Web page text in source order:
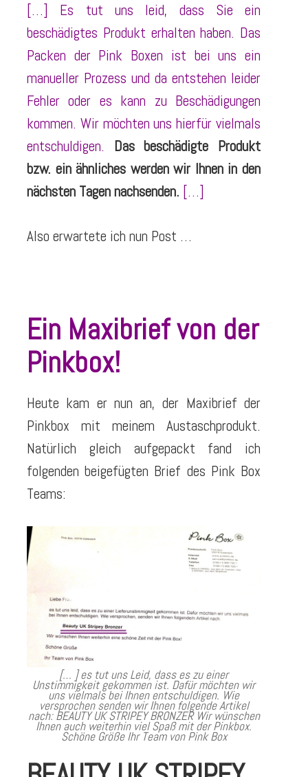
[…] Es tut uns leid, dass Sie ein
beschädigtes Produkt erhalten haben. Das
Packen der Pink Boxen ist bei uns ein
manueller Prozess und da entstehen leider
Fehler oder es kann zu Beschädigungen
kommen. Wir möchten uns hierfür vielmals
entschuldigen. Das beschädigte Produkt
bzw. ein ähnliches werden wir Ihnen in den
nächsten Tagen nachsenden. […]
Also erwartete ich nun Post …
Ein Maxibrief von der
Pinkbox!
Heute kam er nun an, der Maxibrief der
Pinkbox mit meinem Austaschprodukt.
Natürlich gleich aufgepackt fand ich
folgenden beigefügten Brief des Pink Box
Teams:
[… ] es tut uns Leid, dass es zu einer
Unstimmigkeit gekommen ist. Dafür möchten wir
uns vielmals bei Ihnen entschuldigen. Wie
versprochen senden wir Ihnen folgende Artikel
nach: BEAUTY UK STRIPEY BRONZER Wir wünschen
Ihnen auch weiterhin viel Spaß mit der Pinkbox.
Schöne Größe Ihr Team von Pink Box